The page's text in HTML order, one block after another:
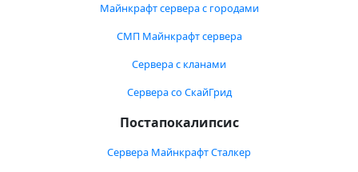
Майнкрафт сервера с городами
СМП Майнкрафт сервера
Сервера с кланами
Сервера со СкайГрид
Постапокалипсис
Сервера Майнкрафт Сталкер